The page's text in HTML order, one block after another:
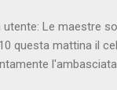
Le maestre
questa mattina il